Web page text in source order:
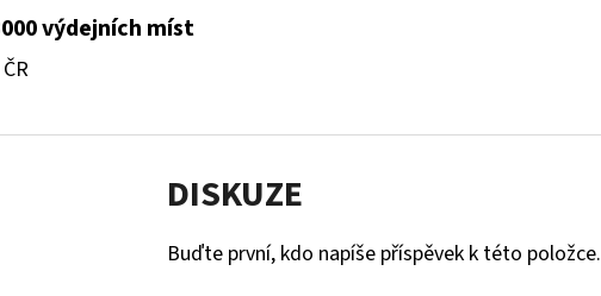
výdejních míst
DISKUZE
Buďte první, kdo napíše příspěvek k této položce.